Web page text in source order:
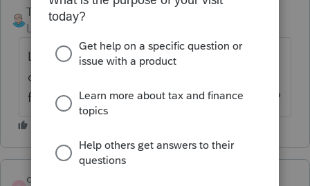
TDallaire
Level 6
La question est pas clair... tu demande
comment proceder pour remplir le
formulaire FPZ ou pour completer la T2125 ?
derra008